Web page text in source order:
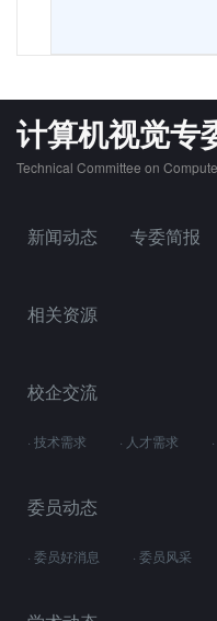
计算机视觉专
Technical Committee on
新闻动态 专委简报
相关资源
校企交流
· 技术需求 · 人才需求
委员动态
· 委员好消息 · 委员风采